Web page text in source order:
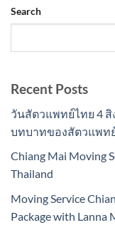
Search
Recent Posts
วันสัตวแพทย์ไทย 4
บทบาทของสัตวแพท
Chiang Mai Moving
Thailand
Moving Service
Package with Lanna